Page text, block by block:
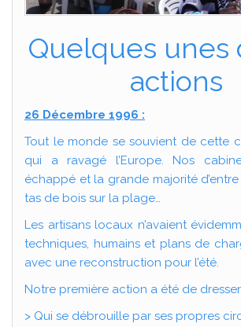
Quelques unes
actions
26 Décembre 1996 :
Tout le monde se souvient de cette
qui a ravagé l’Europe. Nos
échappé et la grande majorité
tas de bois sur la plage…
Les artisans locaux n’avaient
techniques, humains et plans de
avec une reconstruction pour l’été.
Notre première action a été de
> Qui se débrouille par ses propres